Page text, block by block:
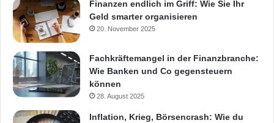
Finanzen endlich im Griff: Wie Sie Ihr
Geld smarter organisieren
20. November 2025
Fachkräftemangel in der Finanzbranche:
Wie Banken und Co gegensteuern
können
28. August 2025
Inflation, Krieg, Börsencrash: Wie du